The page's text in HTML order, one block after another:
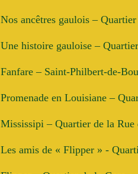
Nos ancêtres gaulois – Quartier
Une histoire gauloise –
Fanfare – Saint-Philbert-de-
Promenade en Louisiane –
Mississipi – Quartier de la Rue
Les amis de « Flipper » -